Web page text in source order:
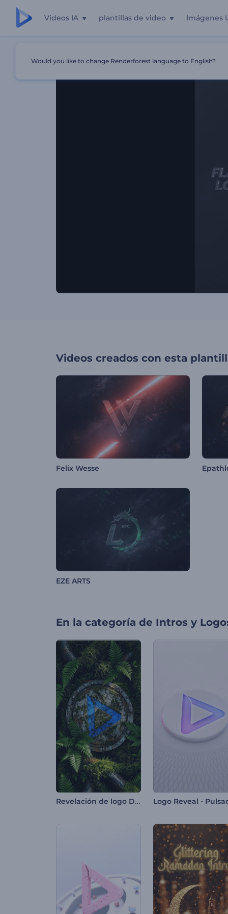
Videos IA plantillas de video Imágenes
Videos creados con esta
Felix Wesse
EZE ARTS
En la categoría de Intros y
Revelación de logo Deep Forest Logo Reveal -
Would you like to change Renderforest language to English?